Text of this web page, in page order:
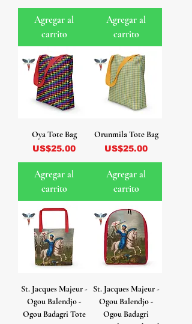
Agregar al
carrito
Agregar al
carrito
Oya Tote Bag
Precio
US$25.00
Agregar al
carrito
Orunmila Tote Bag
Precio
US$25.00
Agregar al
carrito
St. Jacques Majeur -
Ogou Balendjo -
Ogou Badagri Tote
St. Jacques Majeur -
Ogou Balendjo -
Ogou Badagri